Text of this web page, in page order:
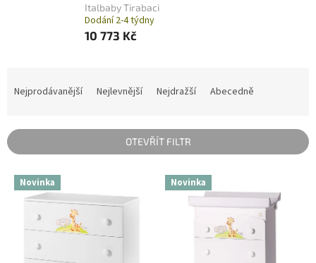
Italbaby Tirabaci
Dodání 2-4 týdny
10 773 Kč
n
í
Nejprodávanější Nejlevnější Nejdražší Abecedně
OTEVŘÍT FILTR
V Novinka Novinka